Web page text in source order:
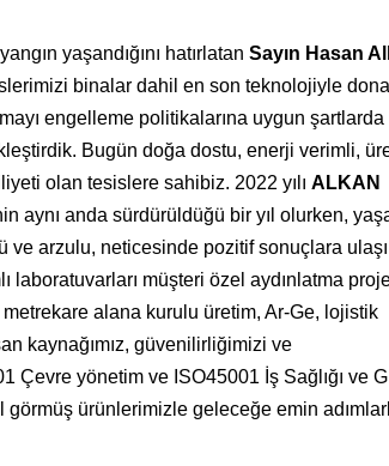
yaşandığını hatırlatan Sayın Hasan
binalar dahil en son teknolojiyle
engelleme politikalarına uygun şartlarda
Bugün doğa dostu, enerji verimli,
olan tesislere sahibiz. 2022 yılı ALKAN
aynı anda sürdürüldüğü bir yıl olurken,
ve arzulu, neticesinde pozitif sonuçlara
laboratuvarları müşteri özel aydınlatma
alana kurulu üretim, Ar-Ge, lojistik
kaynağımız, güvenilirliğimizi ve
yönetim ve ISO45001 İş Sağlığı ve
ürünlerimizle geleceğe emin